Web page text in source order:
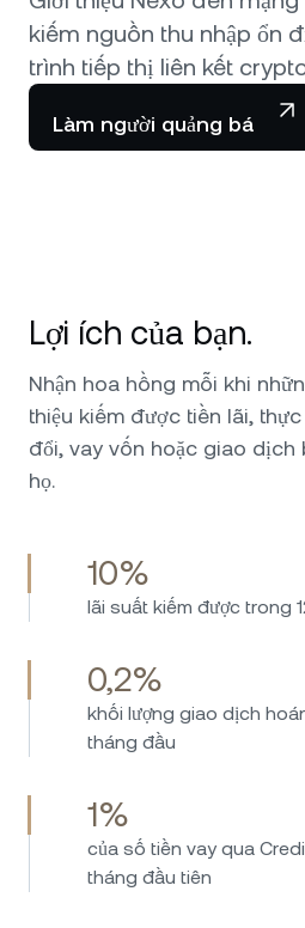
Tether USDT
USD Coin USDC
Solana SOL
EURC EURC
Xem tất cả các tài sản
Tin tức và chi tiết chuyên sâu
Trung tâm Hỗ trợ
Wealth Academy
kiếm nguồn thu nhập ổn
trình tiếp thị liên kết
Làm người quảng bá
Lợi ích của bạn.
Nhận hoa hồng mỗi khi
thiệu kiếm được tiền lãi,
đổi, vay vốn hoặc giao dịch
họ.
10%
lãi suất kiếm được trong
0,2%
khối lượng giao dịch
tháng đầu
1%
của số tiền vay qua
tháng đầu tiên